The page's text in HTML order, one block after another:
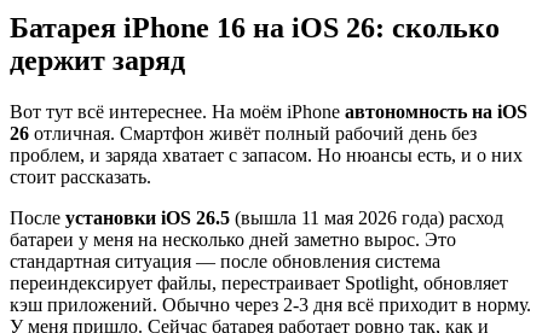
Батарея iPhone 16 на iOS 26: сколько
держит заряд
Вот тут всё интереснее. На моём iPhone автономность на iOS
26 отличная. Смартфон живёт полный рабочий день без
проблем, и заряда хватает с запасом. Но нюансы есть, и о них
стоит рассказать.
После установки iOS 26.5 (вышла 11 мая 2026 года) расход
батареи у меня на несколько дней заметно вырос. Это
стандартная ситуация — после обновления система
переиндексирует файлы, перестраивает Spotlight, обновляет
кэш приложений. Обычно через 2-3 дня всё приходит в норму.
У меня пришло. Сейчас батарея работает ровно так, как и